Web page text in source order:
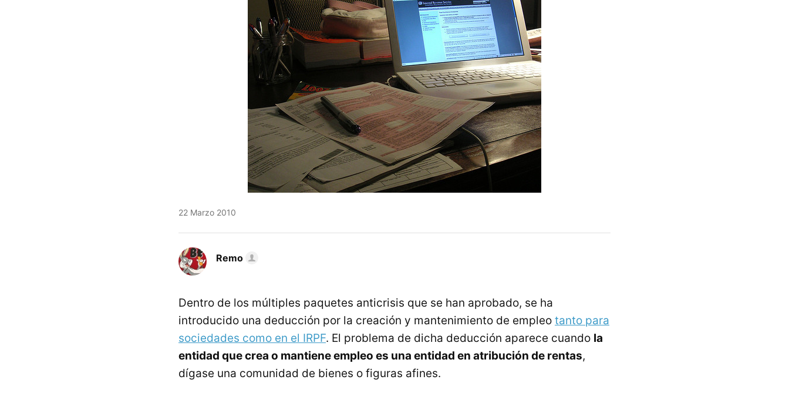
22 Marzo 2010
Remo
Dentro de los múltiples paquetes anticrisis que se han aprobado, se ha
introducido una deducción por la creación y mantenimiento de empleo tanto para
sociedades como en el IRPF. El problema de dicha deducción aparece cuando la
entidad que crea o mantiene empleo es una entidad en atribución de rentas,
dígase una comunidad de bienes o figuras afines.